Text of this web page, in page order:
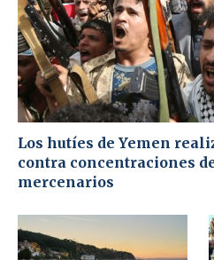
Los hutíes de Yemen
contra concentraciones
mercenarios